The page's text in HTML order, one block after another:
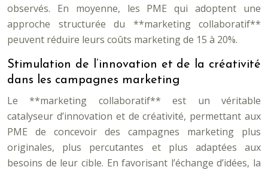
observés. En moyenne, les PME qui adoptent une
approche structurée du **marketing collaboratif**
peuvent réduire leurs coûts marketing de 15 à 20%.
Stimulation de l’innovation et de la créativité
dans les campagnes marketing
Le **marketing collaboratif** est un véritable
catalyseur d’innovation et de créativité, permettant aux
PME de concevoir des campagnes marketing plus
originales, plus percutantes et plus adaptées aux
besoins de leur cible. En favorisant l’échange d’idées, la